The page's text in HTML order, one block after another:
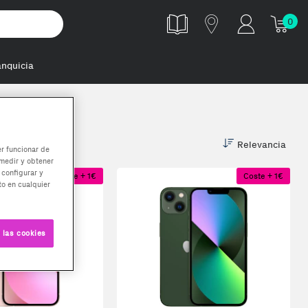
0
Relevancia
Coste + 1€ Coste + 1€
funcionar de
y obtener
y
en cualquier
cookies